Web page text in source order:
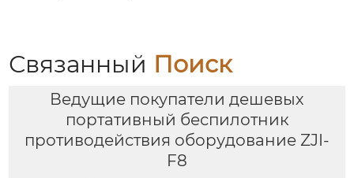
Связанный Поиск
Ведущие покупатели дешевых
портативный беспилотник
противодействия оборудование ZJI-
F8